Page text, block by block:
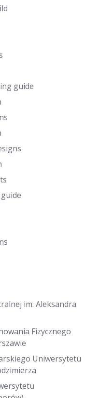
guide
im. Aleksandra
Fizycznego
Uniwersytetu